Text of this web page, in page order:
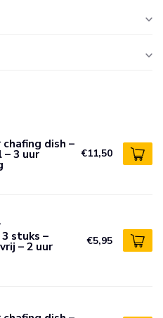
dish –
– 3 uur €11,50
stuks –
– 2 uur €5,95